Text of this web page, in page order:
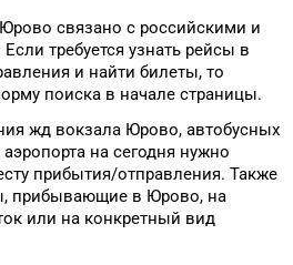
Юрово связано с российскими и
Если требуется узнать рейсы в
и найти билеты, то
поиска в начале страницы.
жд вокзала Юрово, автобусных
аэропорта на сегодня нужно
прибытия/отправления. Также
прибывающие в Юрово, на
или на конкретный вид